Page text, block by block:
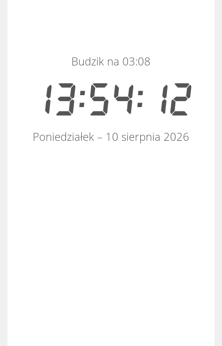
13:54:12
Budzik na 03:08
Poniedziałek – 10 sierpnia 2026